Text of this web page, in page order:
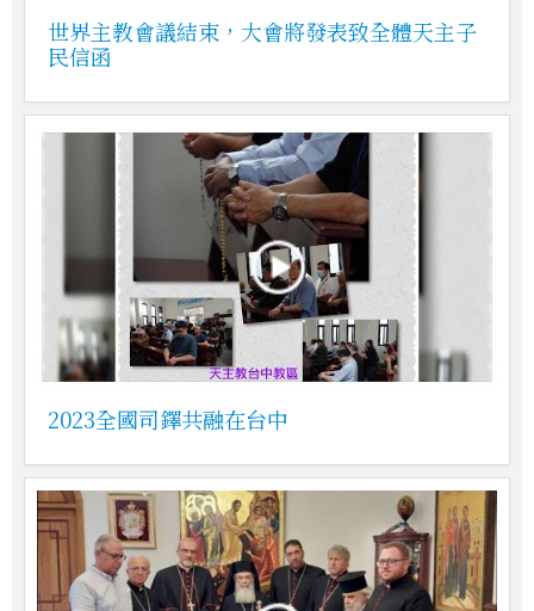
世界主教會議結束，大會將發表致全體天主子
民信函
2023全國司鐸共融在台中